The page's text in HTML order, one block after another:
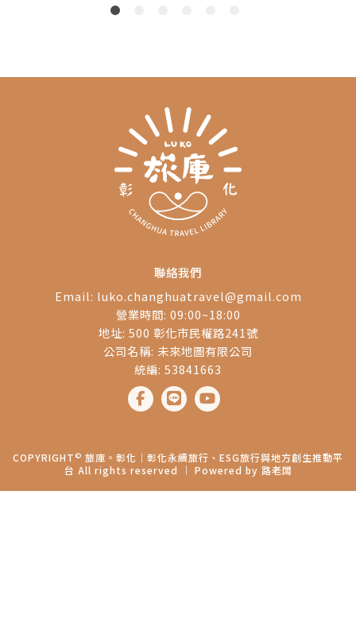
聯絡我們
Email: luko.changhuatravel@gmail.com
營業時間: 09:00~18:00
地址: 500 彰化市民權路241號
公司名稱: 未來地圖有限公司
統編: 53841663
COPYRIGHT © 旅庫。彰化│彰化永續旅行、ESG旅行與地方創生推動平
台 All rights reserved ｜ Powered by 路老闆